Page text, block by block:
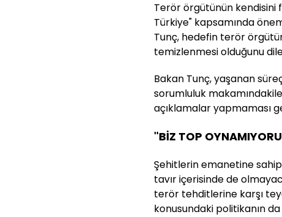
Terör örgütünün kendisini
Türkiye" kapsamında
Tunç, hedefin terör
temizlenmesi olduğunu
Bakan Tunç, yaşanan
sorumluluk
açıklamalar yapmaması
"BİZ TOP
Şehitlerin emanetine
tavır içerisinde de
terör tehditlerine karşı
konusundaki politikanın